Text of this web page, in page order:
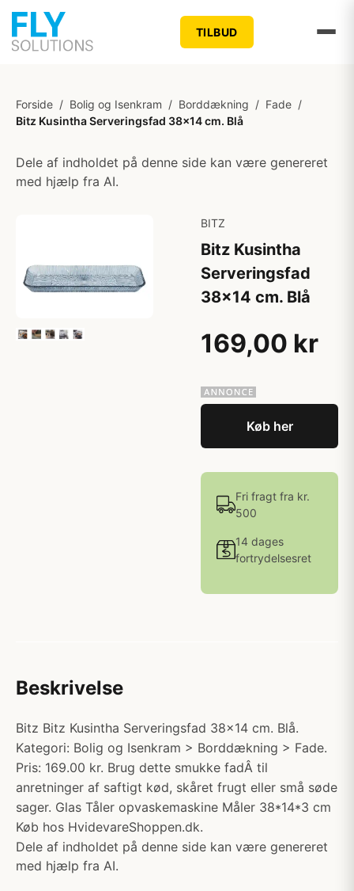
TILBUD
Forside / Bolig og Isenkram / Borddækning / Fade /
Bitz Kusintha Serveringsfad 38x14 cm. Blå
Dele af indholdet på denne side kan være genereret
med hjælp fra AI.
BITZ
Bitz Kusintha
Serveringsfad
38x14 cm. Blå
169,00 kr
Køb her
Fri fragt fra kr.
500
14 dages
fortrydelsesret
Beskrivelse
Bitz Bitz Kusintha Serveringsfad 38x14 cm. Blå.
Kategori: Bolig og Isenkram > Borddækning > Fade.
Pris: 169.00 kr. Brug dette smukke fadÂ til
anretninger af saftigt kød, skåret frugt eller små søde
sager. Glas Tåler opvaskemaskine Måler 38*14*3 cm
Køb hos HvidevareShoppen.dk.
Dele af indholdet på denne side kan være genereret
med hjælp fra AI.